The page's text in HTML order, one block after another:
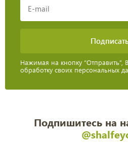
Нажимая на кнопку “Отправить”,
обработку своих персональных
Подпишитесь на